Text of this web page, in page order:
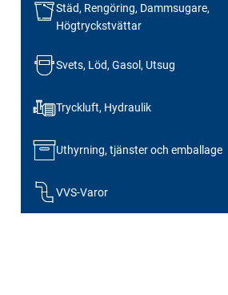
Städ, Rengöring, Dammsugare,
Högtryckstvättar
Svets, Löd, Gasol, Utsug
Tryckluft, Hydraulik
Uthyrning, tjänster och emballage
VVS-Varor